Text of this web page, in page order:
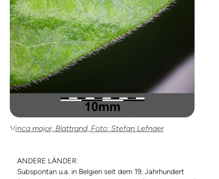
Vinca major, Blattrand, Foto: Stefan Lefnaer
ANDERE LÄNDER:
Subspontan u.a. in Belgien seit dem 19. Jahrhundert